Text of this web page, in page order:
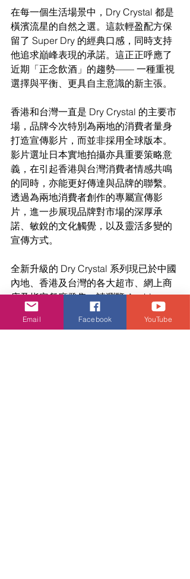
在每一個生活場景中，Dry Crystal 都是
橫濱流星的自然之選。這款輕盈配方保
留了 Super Dry 的經典口感，同時支持
他追求巔峰表現的承諾。這正正呼應了
近期「正念飲酒」的趨勢—— 一種重視
選擇與平衡、更具自主意識的新主張。
香港和台灣一直是 Dry Crystal 的主要市
場，品牌今次特別為兩地的消費者量身
打造宣傳影片，而並非採用全球版本。
影片選址日本實地拍攝亦具重要策略意
義，在引起香港與台灣消費者情感共鳴
的同時，亦能更好傳達與品牌的聯繫。
透過為兩地消費者創作的專屬宣傳影
片，進一步展現品牌對市場的深厚承
諾、敏銳的文化觸覺，以及靈活多變的
宣傳方式。
全新升級的 Dry Crystal 系列現已於中國
內地、香港及台灣的各大超市、網上商
店及指定餐廳發售。請瀏覽 Asahi
Super Dry 網站
https://www.asahisuperdry.com/）了
Email Facebook YouTube